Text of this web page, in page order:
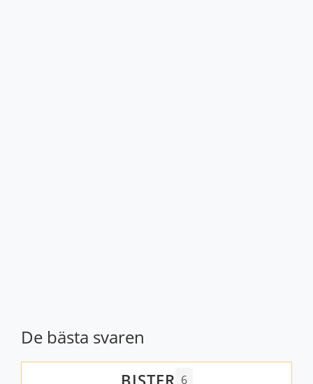
De bästa svaren
BISTER 6